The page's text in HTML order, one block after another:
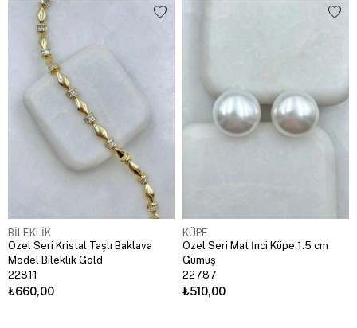
BİLEKLİK
Özel Seri Kristal Taşlı Baklava
Model Bileklik Gold
22811
₺660,00
KÜPE
Özel Seri Mat İnci Küpe 1.5 cm
Gümüş
22787
₺510,00